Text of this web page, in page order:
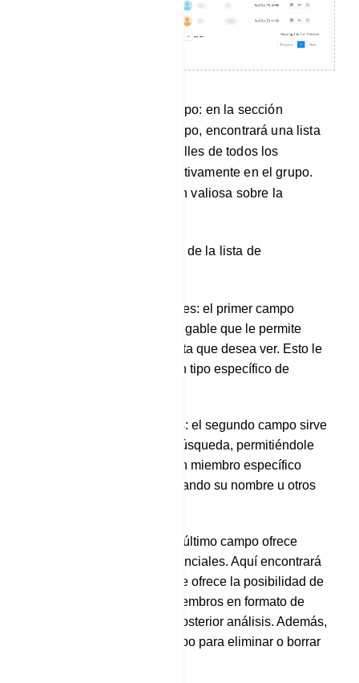
Suscriptores activos del grupo: en la sección
Suscriptores activos del grupo, encontrará una lista
completa que contiene detalles de todos los
miembros que participan activamente en el grupo.
Esta lista ofrece información valiosa sobre la
Hay 3 campos justo encima de la lista de
Selección de suscriptores: el primer campo
incluye un menú desplegable que le permite
especificar el tipo de lista que desea ver. Esto le
ayuda a centrarse en un tipo específico de
Búsqueda de miembros: el segundo campo sirve
como herramienta de búsqueda, permitiéndole
localizar fácilmente a un miembro específico
dentro de la lista ingresando su nombre u otros
Opciones de acción: el último campo ofrece
opciones de acción esenciales. Aquí encontrará
un menú emergente que ofrece la posibilidad de
descargar la lista de miembros en formato de
archivo .CSV para su posterior análisis. Además,
puede utilizar este campo para eliminar o borrar